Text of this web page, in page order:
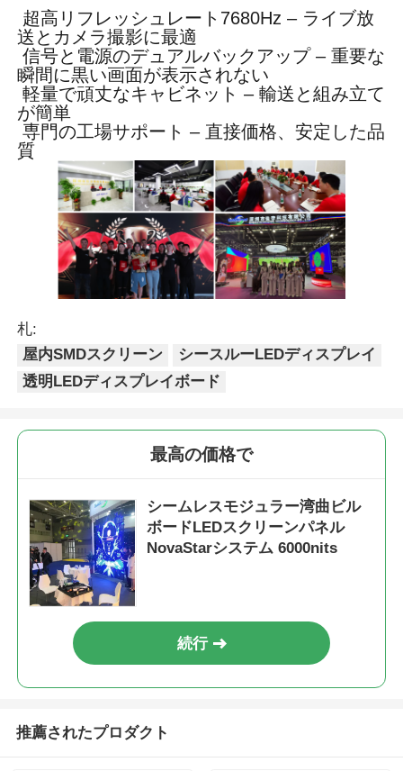
超高リフレッシュレート7680Hz – ライブ放
送とカメラ撮影に最適
信号と電源のデュアルバックアップ – 重要な
瞬間に黒い画面が表示されない
軽量で頑丈なキャビネット – 輸送と組み立て
が簡単
専門の工場サポート – 直接価格、安定した品
質
札:
屋内SMDスクリーン
シースルーLEDディスプレイ
透明LEDディスプレイボード
最高の価格で
シームレスモジュラー湾曲ビル
ボードLEDスクリーンパネル
NovaStarシステム 6000nits
続行
推薦されたプロダクト